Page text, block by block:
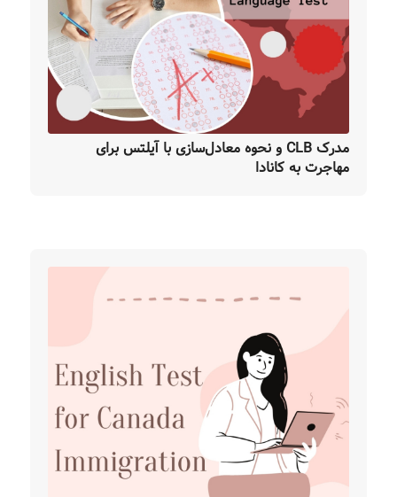
مدرک CLB و نحوه معادل‌سازی با آیلتس برای
مهاجرت به کانادا